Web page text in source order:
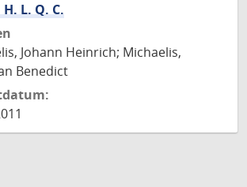
H. L. Q. C.
Johann Heinrich; Michaelis,
Benedict